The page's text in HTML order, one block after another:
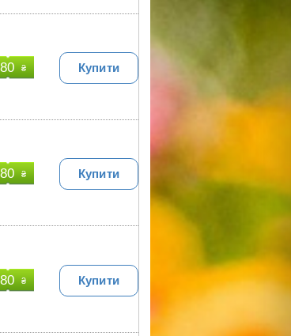
₴ Купити
₴ Купити
₴ Купити